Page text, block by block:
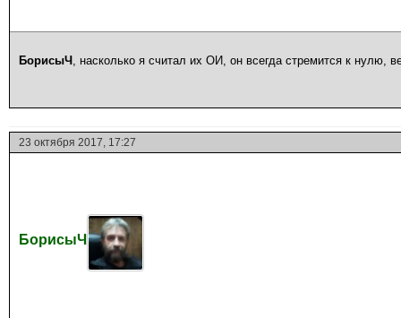
БорисыЧ , насколько я считал их ОИ, он всегда стремится к нулю,
23 октября 2017, 17:27
БорисыЧ